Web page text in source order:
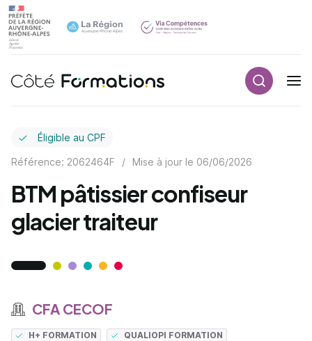
Navigation principale
Éligible au CPF
Référence: 2062464F / Mise à jour le 06/06/2026
BTM pâtissier confiseur
glacier traiteur
CFA CECOF
H+ FORMATION QUALIOPI FORMATION